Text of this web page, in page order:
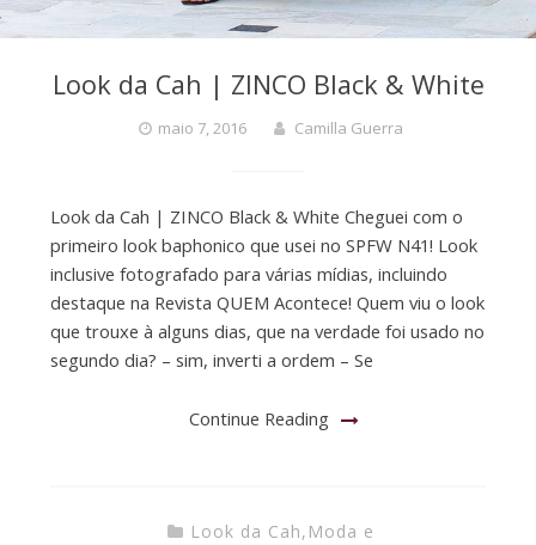
Look da Cah | ZINCO Black & White
maio 7, 2016 Camilla Guerra
Look da Cah | ZINCO Black & White Cheguei com o
primeiro look baphonico que usei no SPFW N41! Look
inclusive fotografado para várias mídias, incluindo
destaque na Revista QUEM Acontece! Quem viu o look
que trouxe à alguns dias, que na verdade foi usado no
segundo dia? – sim, inverti a ordem – Se
Continue Reading
Look da Cah, Moda e